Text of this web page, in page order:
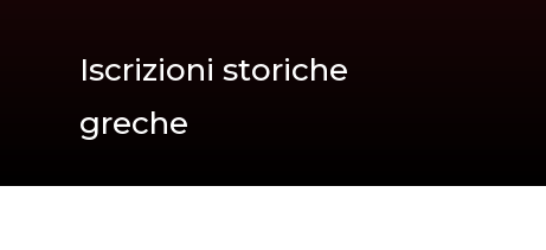
Iscrizioni storiche
greche